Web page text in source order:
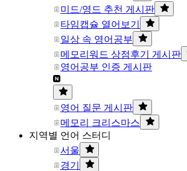
미드/영드 추천 게시판
타임캡슐 열어보기
일상 속 영어공부
메모리워드 상점후기 게시판
영어공부 인증 게시판
영어 질문 게시판
메모리 크리스마스
지역별 언어 스터디
서울
경기